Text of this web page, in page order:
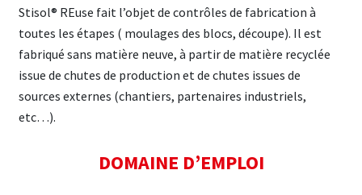
Stisol® REuse fait l’objet de contrôles de fabrication à
toutes les étapes ( moulages des blocs, découpe). Il est
fabriqué sans matière neuve, à partir de matière recyclée
issue de chutes de production et de chutes issues de
sources externes (chantiers, partenaires industriels,
etc…).
DOMAINE D’EMPLOI